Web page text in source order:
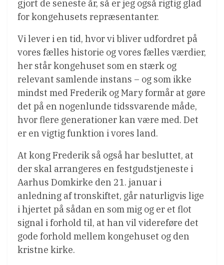
gjort de seneste år, så er jeg også rigtig glad
for kongehusets repræsentanter.
Vi lever i en tid, hvor vi bliver udfordret på
vores fælles historie og vores fælles værdier,
her står kongehuset som en stærk og
relevant samlende instans – og som ikke
mindst med Frederik og Mary formår at gøre
det på en nogenlunde tidssvarende måde,
hvor flere generationer kan være med. Det
er en vigtig funktion i vores land.
At kong Frederik så også har besluttet, at
der skal arrangeres en festgudstjeneste i
Aarhus Domkirke den 21. januar i
anledning af tronskiftet, går naturligvis lige
i hjertet på sådan en som mig og er et flot
signal i forhold til, at han vil videreføre det
gode forhold mellem kongehuset og den
kristne kirke.